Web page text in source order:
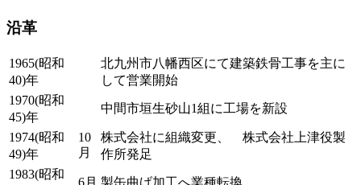
沿革
1965(昭和
40)年
北九州市八幡西区にて建築鉄骨工事を主に
して営業開始
1970(昭和
45)年
中間市垣生砂山1組に工場を新設
1974(昭和
49)年
10
月
株式会社に組織変更、 株式会社上津役製
作所発足
1983(昭和